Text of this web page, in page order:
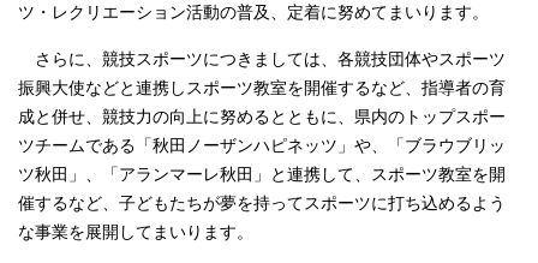
ツ・レクリエーション活動の普及、定着に努めてまいります。
さらに、競技スポーツにつきましては、各競技団体やスポーツ
振興大使などと連携しスポーツ教室を開催するなど、指導者の育
成と併せ、競技力の向上に努めるとともに、県内のトップスポー
ツチームである「秋田ノーザンハピネッツ」や、「ブラウブリッ
ツ秋田」、「アランマーレ秋田」と連携して、スポーツ教室を開
催するなど、子どもたちが夢を持ってスポーツに打ち込めるよう
な事業を展開してまいります。